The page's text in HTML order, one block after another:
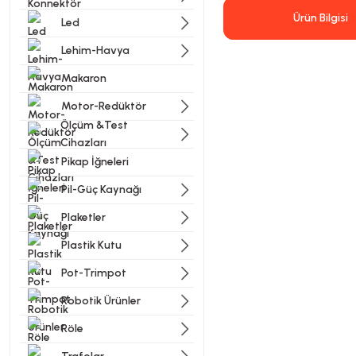
Led
Lehim-Havya
Makaron
Motor-Redüktör
Ölçüm &Test
Cihazları
Pikap İğneleri
Pil-Güç Kaynağı
Plaketler
Plastik Kutu
Pot-Trimpot
Robotik Ürünler
Röle
Ürün Bilgisi